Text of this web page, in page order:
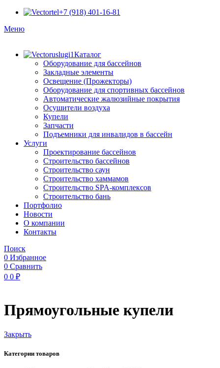
+7 (918) 401-16-81
Меню
Каталог
Оборудование для бассейнов
Закладные элементы
Освещение (Прожекторы)
Оборудование для спортивных бассейнов
Автоматические жалюзийные покрытия
Осушители воздуха
Купели
Запчасти
Подъемники для инвалидов в бассейн
Услуги
Проектирование бассейнов
Строительство бассейнов
Строительство саун
Строительство хаммамов
Строительство SPA-комплексов
Строительство бань
Портфолио
Новости
O компании
Контакты
Поиск
0 Избранное
0 Сравнить
0 0 ₽
Прямоугольные купели
Закрыть
Категории товаров